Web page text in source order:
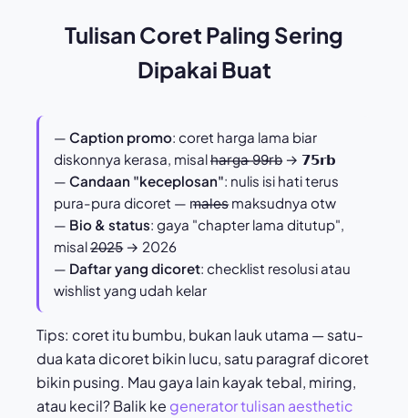
Tulisan Coret Paling Sering
Dipakai Buat
— Caption promo: coret harga lama biar
diskonnya kerasa, misal h̶a̶r̶g̶a̶ ̶9̶9̶r̶b̶ → 𝟳𝟱𝗿𝗯
— Candaan "keceplosan": nulis isi hati terus
pura-pura dicoret — m̶a̶l̶e̶s̶ maksudnya otw
— Bio & status: gaya "chapter lama ditutup",
misal 2̶0̶2̶5̶ → 2026
— Daftar yang dicoret: checklist resolusi atau
wishlist yang udah kelar
Tips: coret itu bumbu, bukan lauk utama — satu-
dua kata dicoret bikin lucu, satu paragraf dicoret
bikin pusing. Mau gaya lain kayak tebal, miring,
atau kecil? Balik ke generator tulisan aesthetic